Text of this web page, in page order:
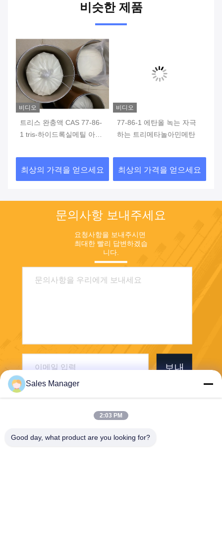
비슷한 제품
비디오
트리스 완충액 CAS 77-86-
1 tris-하이드록실메틸 아미
최상의 가격을 얻으세요
비디오
77-86-1 에탄올 녹는 자극
하는 트리메타놀아민메탄
최상의 가격을 얻으세요
문의사항 보내주세요
요청사항을 보내주시면
최대한 빨리 답변하겠습
니다.
보내
Sales Manager
2:03 PM
Good day, what product are you looking for?